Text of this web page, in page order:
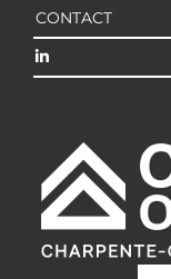
CONTACT